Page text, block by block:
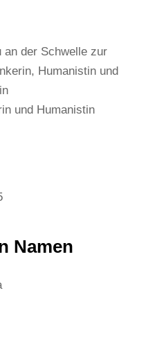
an der Schwelle zur
Humanistin und
und Humanistin
Namen